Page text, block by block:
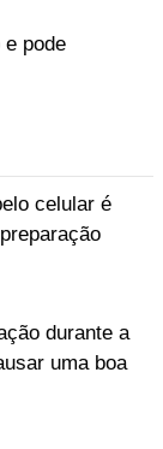
pode
celular é
durante a
uma boa